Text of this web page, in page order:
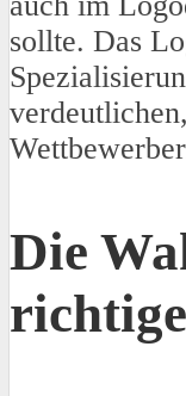
sollte. Das
Die